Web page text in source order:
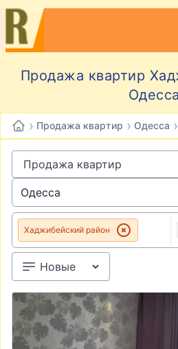
Продажа квартир
Одесса
› Продажа квартир › Одесса ›
Хаджибейский район